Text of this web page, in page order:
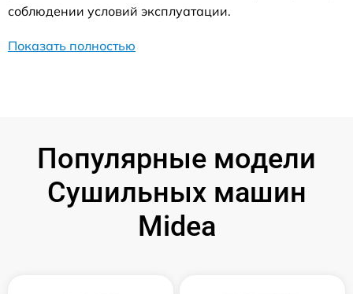
соблюдении условий эксплуатации.
Показать полностью
Популярные модели
Сушильных машин
Midea